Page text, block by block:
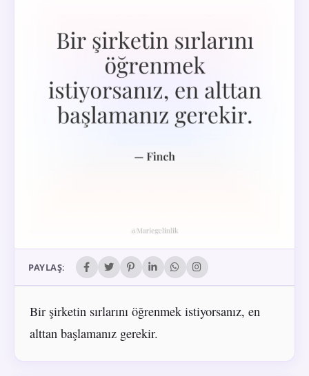
PAYLAŞ:
Bir şirketin sırlarını öğrenmek istiyorsanız, en
alttan başlamanız gerekir.